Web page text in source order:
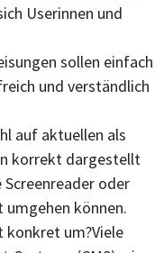
Userinnen und
sollen einfach
und verständlich
auf aktuellen als
korrekt dargestellt
oder
können.
um?Viele